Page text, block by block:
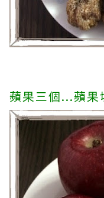
蘋果三個...蘋果